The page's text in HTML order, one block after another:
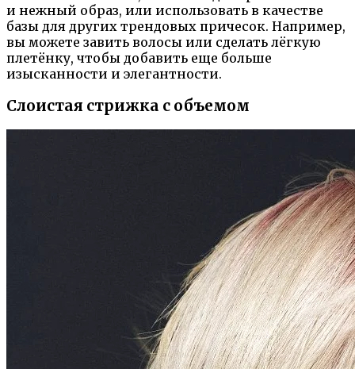
и нежный образ, или использовать в качестве
базы для других трендовых причесок. Например,
вы можете завить волосы или сделать лёгкую
плетёнку, чтобы добавить еще больше
изысканности и элегантности.
Слоистая стрижка с объемом